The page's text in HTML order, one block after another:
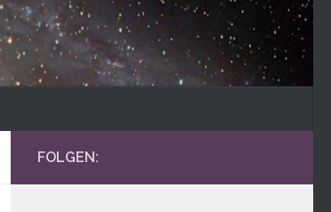
FOLGEN: